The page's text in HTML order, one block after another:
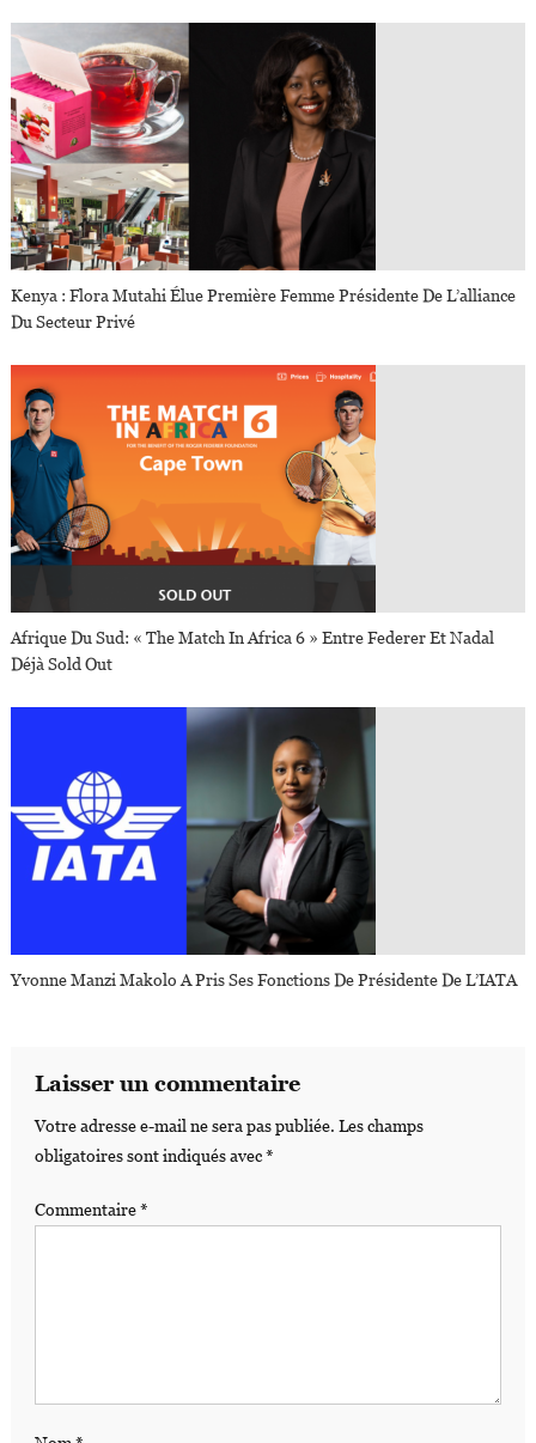
Kenya : Flora Mutahi Élue Première Femme Présidente De L’alliance
Du Secteur Privé
Afrique Du Sud: « The Match In Africa 6 » Entre Federer Et Nadal
Déjà Sold Out
Yvonne Manzi Makolo A Pris Ses Fonctions De Présidente De L’IATA
Laisser un commentaire
Votre adresse e-mail ne sera pas publiée. Les champs
obligatoires sont indiqués avec*
Commentaire*